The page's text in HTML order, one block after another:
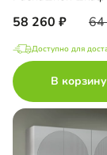
58 260
Доступно для
В корзину